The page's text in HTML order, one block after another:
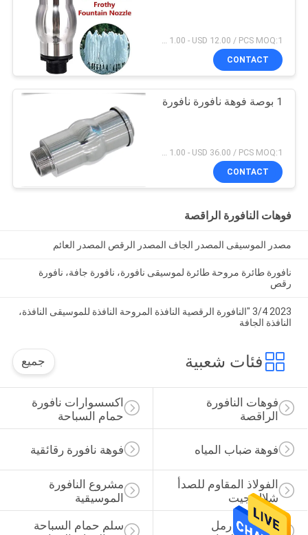
USD 1.00 - USD 12.00 / PCS MOQ:1 قطعة
CONTACT
1 بوصة فوهة نافورة نافورة
CONTACT
فوهات النافورة الراقصة
مصدر الموسيقى المصدر الجاف المصدر الرقص المصدر العائم
نافورة طائرة مروحة طائرة لموسيقى نافورة، نافورة جافة، نافورة
رقص
2023 3/4 "النافورة الرقصية النافذة المروحة النافذة للموسيقى النافذة،
النافذة الجافة
فئات شعبية جميع
اكسسوارات نافورة
حمام السباحة
فوهات النافورة
الراقصة
فوهة نافورة رقائقية فوهة ضباب المياه
مشروع النافورة
الموسيقية
الفولاذ المقاوم للصدأ
شلال جيت
سلم حمام السباحة
مرشحات رمل